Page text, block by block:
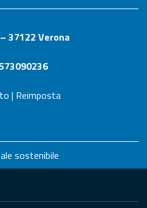
37122 Verona
| Reimposta
sostenibile